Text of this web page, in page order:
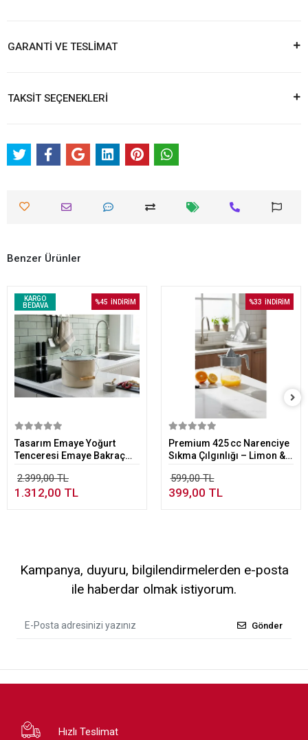
GARANTİ VE TESLİMAT
TAKSİT SEÇENEKLERİ
Benzer Ürünler
KARGO
BEDAVA
%45 İNDİRİM
Sepete Ekle
Tasarım Emaye Yoğurt
Tenceresi Emaye Bakraç
2.399,00 TL
1.312,00 TL
%33 İNDİRİM
Sepete Ekle
Premium 425 cc Narenciye
Sıkma Çılgınlığı – Limon &
599,00 TL
399,00 TL
Kampanya, duyuru, bilgilendirmelerden e-posta
ile haberdar olmak istiyorum.
Gönder
Hızlı Teslimat